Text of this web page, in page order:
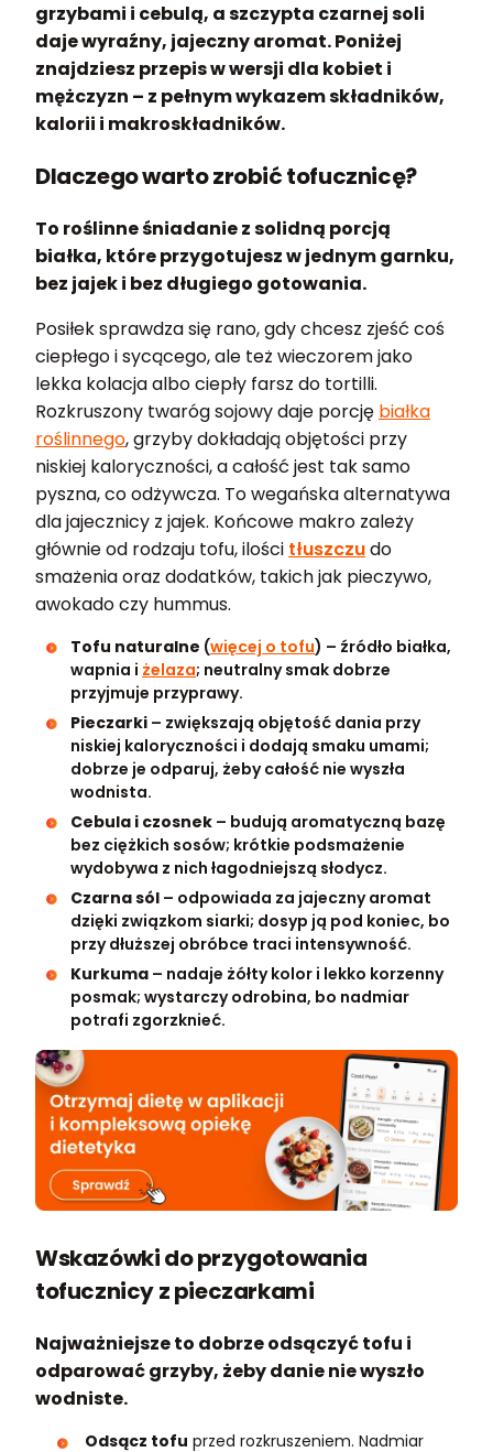
grzybami i cebulą, a szczypta czarnej soli
daje wyraźny, jajeczny aromat. Poniżej
znajdziesz przepis w wersji dla kobiet i
mężczyzn – z pełnym wykazem składników,
kalorii i makroskładników.
Dlaczego warto zrobić tofucznicę?
To roślinne śniadanie z solidną porcją
białka, które przygotujesz w jednym garnku,
bez jajek i bez długiego gotowania.
Posiłek sprawdza się rano, gdy chcesz zjeść coś
ciepłego i sycącego, ale też wieczorem jako
lekka kolacja albo ciepły farsz do tortilli.
Rozkruszony twaróg sojowy daje porcję białka
roślinnego, grzyby dokładają objętości przy
niskiej kaloryczności, a całość jest tak samo
pyszna, co odżywcza. To wegańska alternatywa
dla jajecznicy z jajek. Końcowe makro zależy
głównie od rodzaju tofu, ilości tłuszczudo
smażenia oraz dodatków, takich jak pieczywo,
awokado czy hummus.
Tofu naturalne (więcej o tofu) – źródło białka,
wapnia i żelaza; neutralny smak dobrze
przyjmuje przyprawy.
Pieczarki – zwiększają objętość dania przy
niskiej kaloryczności i dodają smaku umami;
dobrze je odparuj, żeby całość nie wyszła
wodnista.
Cebula i czosnek – budują aromatyczną bazę
bez ciężkich sosów; krótkie podsmażenie
wydobywa z nich łagodniejszą słodycz.
Czarna sól – odpowiada za jajeczny aromat
dzięki związkom siarki; dosyp ją pod koniec, bo
przy dłuższej obróbce traci intensywność.
Kurkuma – nadaje żółty kolor i lekko korzenny
posmak; wystarczy odrobina, bo nadmiar
potrafi zgorzknieć.
Wskazówki do przygotowania
tofucznicy z pieczarkami
Najważniejsze to dobrze odsączyć tofu i
odparować grzyby, żeby danie nie wyszło
wodniste.
Odsącz tofu przed rozkruszeniem. Nadmiar